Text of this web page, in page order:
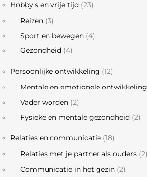
Hobby's en vrije tijd (23)
Reizen (3)
Sport en bewegen (4)
Gezondheid (4)
Persoonlijke ontwikkeling (12)
Mentale en emotionele ontwikkeling
Vader worden (2)
Fysieke en mentale gezondheid (2)
Relaties en communicatie (18)
Relaties met je partner als ouders (2)
Communicatie in het gezin (2)